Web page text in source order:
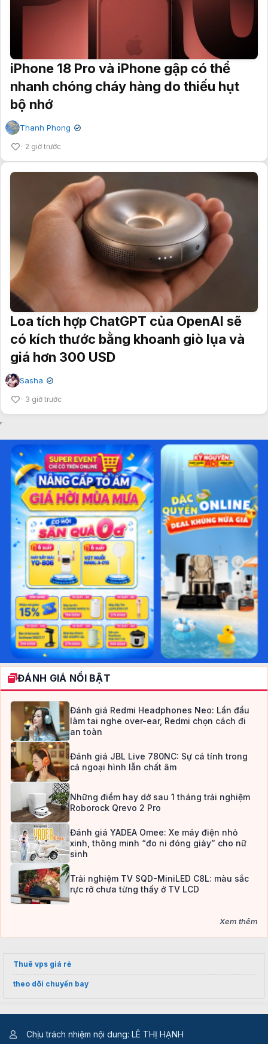
iPhone 18 Pro và iPhone gập có thể
nhanh chóng cháy hàng do thiếu hụt
bộ nhớ
Thanh Phong ✔
2 giờ trước
Loa tích hợp ChatGPT của OpenAI sẽ
có kích thước bằng khoanh giò lụa và
giá hơn 300 USD
Sasha ✔
3 giờ trước
ĐÁNH GIÁ NỔI BẬT
Đánh giá Redmi Headphones Neo: Lần đầu
làm tai nghe over-ear, Redmi chọn cách đi
an toàn
Đánh giá JBL Live 780NC: Sự cá tính trong
cả ngoại hình lẫn chất âm
Những điểm hay dở sau 1 tháng trải nghiệm
Roborock Qrevo 2 Pro
Đánh giá YADEA Omee: Xe máy điện nhỏ
xinh, thông minh “đo ni đóng giày” cho nữ
sinh
Trải nghiệm TV SQD-MiniLED C8L: màu sắc
rực rỡ chưa từng thấy ở TV LCD
Xem thêm
Thuê vps giá rẻ
theo dõi chuyến bay
Chịu trách nhiệm nội dung: LÊ THỊ HẠNH